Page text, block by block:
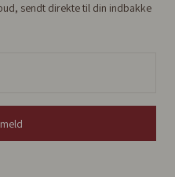
sendt direkte til din indbakke